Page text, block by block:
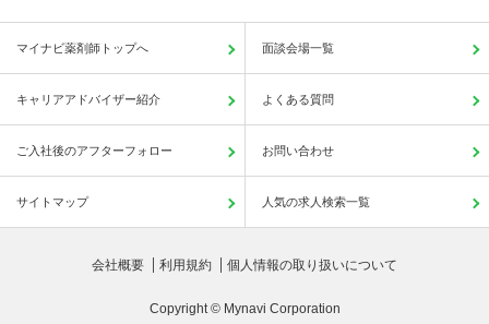
マイナビ薬剤師トップへ 面談会場一覧
キャリアアドバイザー紹介 よくある質問
ご入社後のアフターフォロー お問い合わせ
サイトマップ 人気の求人検索一覧
会社概要 利用規約 個人情報の取り扱いについて
Copyright © Mynavi Corporation